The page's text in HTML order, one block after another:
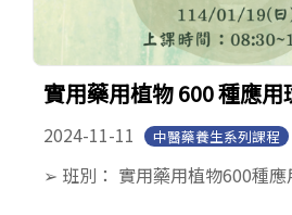
實用藥用植物 600 種應用
2024-11-11 中醫藥養生系列課程
➢ 班別： 實用藥用植物600種應